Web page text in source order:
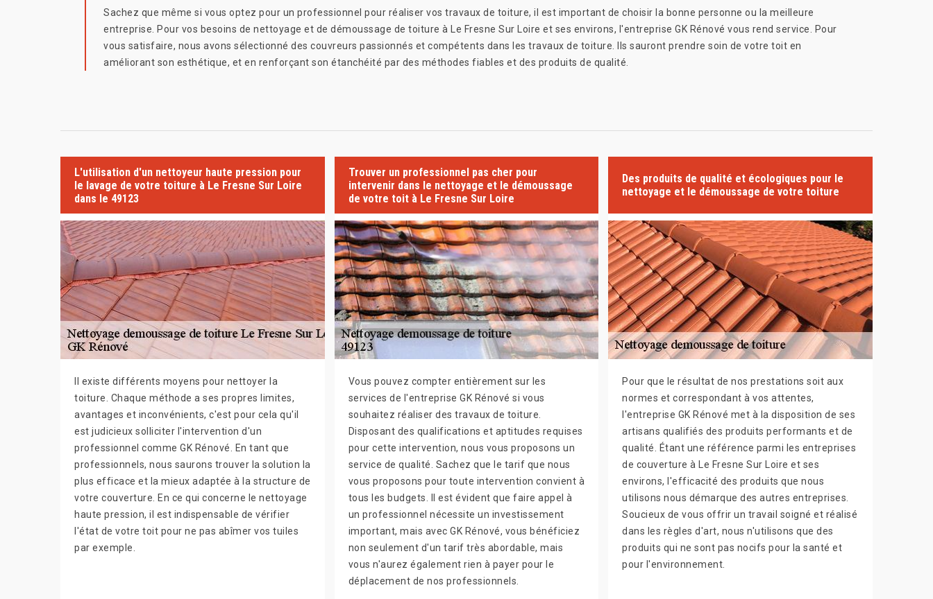
Sachez que même si vous optez pour un professionnel pour réaliser vos travaux de toiture, il est important de choisir la bonne personne ou la meilleure
entreprise. Pour vos besoins de nettoyage et de démoussage de toiture à Le Fresne Sur Loire et ses environs, l'entreprise GK Rénové vous rend service. Pour
vous satisfaire, nous avons sélectionné des couvreurs passionnés et compétents dans les travaux de toiture. Ils sauront prendre soin de votre toit en
améliorant son esthétique, et en renforçant son étanchéité par des méthodes fiables et des produits de qualité.
L'utilisation d'un nettoyeur haute pression pour
le lavage de votre toiture à Le Fresne Sur Loire
dans le 49123
Il existe différents moyens pour nettoyer la
toiture. Chaque méthode a ses propres limites,
avantages et inconvénients, c'est pour cela qu'il
est judicieux solliciter l'intervention d'un
professionnel comme GK Rénové. En tant que
professionnels, nous saurons trouver la solution la
plus efficace et la mieux adaptée à la structure de
votre couverture. En ce qui concerne le nettoyage
haute pression, il est indispensable de vérifier
l'état de votre toit pour ne pas abîmer vos tuiles
par exemple.
Trouver un professionnel pas cher pour
intervenir dans le nettoyage et le démoussage
de votre toit à Le Fresne Sur Loire
Vous pouvez compter entièrement sur les
services de l'entreprise GK Rénové si vous
souhaitez réaliser des travaux de toiture.
Disposant des qualifications et aptitudes requises
pour cette intervention, nous vous proposons un
service de qualité. Sachez que le tarif que nous
vous proposons pour toute intervention convient à
tous les budgets. Il est évident que faire appel à
un professionnel nécessite un investissement
important, mais avec GK Rénové, vous bénéficiez
non seulement d'un tarif très abordable, mais
vous n'aurez également rien à payer pour le
déplacement de nos professionnels.
Des produits de qualité et écologiques pour le
nettoyage et le démoussage de votre toiture
Pour que le résultat de nos prestations soit aux
normes et correspondant à vos attentes,
l'entreprise GK Rénové met à la disposition de ses
artisans qualifiés des produits performants et de
qualité. Étant une référence parmi les entreprises
de couverture à Le Fresne Sur Loire et ses
environs, l'efficacité des produits que nous
utilisons nous démarque des autres entreprises.
Soucieux de vous offrir un travail soigné et réalisé
dans les règles d'art, nous n'utilisons que des
produits qui ne sont pas nocifs pour la santé et
pour l'environnement.